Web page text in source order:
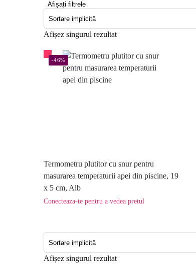
Afișați filtrele
Afișez singurul rezultat
-46%
Termometru plutitor cu snur pentru
masurarea temperaturii apei din piscine, 19
x 5 cm, Alb
Conecteaza-te pentru a vedea pretul
Afișez singurul rezultat